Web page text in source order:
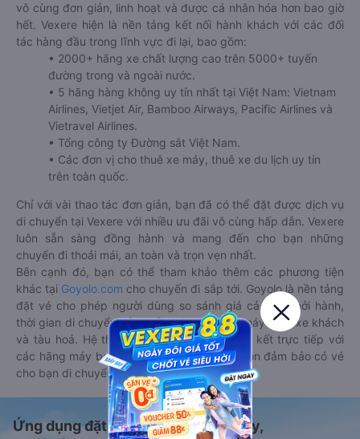
vô cùng đơn giản, linh hoạt và được cá nhân hóa hơn bao giờ
hết. Vexere hiện là nền tảng kết nối hành khách với các đối
tác hàng đầu trong lĩnh vực đi lại, bao gồm:
• 2000+ hãng xe chất lượng cao trên 5000+ tuyến
đường trong và ngoài nước.
• 5 hãng hàng không uy tín nhất tại Việt Nam: Vietnam
Airlines, Vietjet Air, Bamboo Airways, Pacific Airlines và
Vietravel Airlines.
• Tổng công ty Đường sắt Việt Nam.
• Các đơn vị cho thuê xe máy, thuê xe du lịch uy tín
trên toàn quốc.
Chỉ với vài thao tác đơn giản, bạn đã có thể đặt được dịch vụ
di chuyển tại Vexere với nhiều ưu đãi vô cùng hấp dẫn. Vexere
luôn sẵn sàng đồng hành và mang đến cho bạn những
chuyến đi thoải mái, an toàn và trọn vẹn nhất.
Bên cạnh đó, bạn có thể tham khảo thêm các phương tiện
khác tại Goyolo.com cho chuyến đi sắp tới. Goyolo là nền tảng
đặt vé cho phép người dùng so sánh giá cả, giờ khởi hành,
thời gian di chuyển của nhiều phương tiện máy bay, xe khách
và tàu hoả. Hệ thống của Goyolo được liên kết trực tiếp với
các hãng máy bay, xe khách và tàu hoả, luôn đảm bảo có vé
cho bạn di chuyển.
Ứng dụng đặt vé Xe khách, Máy bay,